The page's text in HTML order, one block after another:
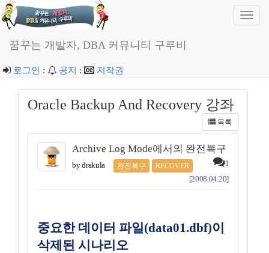
꿈꾸는 개발자, DBA 커뮤니티 구루비
로그인 : 공지 : 저작권
Oracle Backup And Recovery 강좌
목록
Archive Log Mode에서의 완전복구
1
by drakula 완전복구 RECOVER
[2008.04.20]
중요한 데이터 파일(data01.dbf)이
삭제된 시나리오